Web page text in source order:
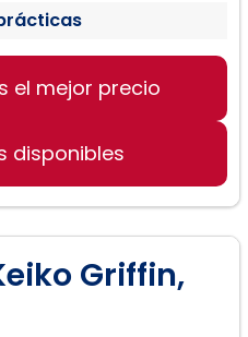
el mejor precio
disponibles
Griffin,